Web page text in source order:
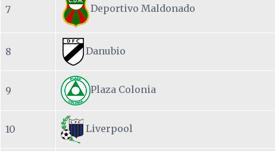
7 Deportivo Maldonado
8 Danubio
9 Plaza Colonia
10 Liverpool